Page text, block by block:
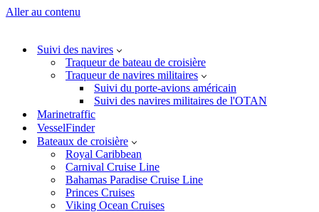
Aller au contenu
Suivi des navires
Traqueur de bateau de croisière
Traqueur de navires militaires
Suivi du porte-avions américain
Suivi des navires militaires de l'OTAN
Marinetraffic
VesselFinder
Bateaux de croisière
Royal Caribbean
Carnival Cruise Line
Bahamas Paradise Cruise Line
Princes Cruises
Viking Ocean Cruises